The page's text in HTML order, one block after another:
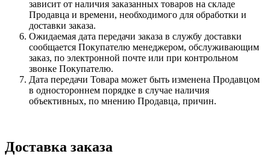
зависит от наличия заказанных товаров на складе
Продавца и времени, необходимого для обработки и
доставки заказа.
Ожидаемая дата передачи заказа в службу доставки
сообщается Покупателю менеджером, обслуживающим
заказ, по электронной почте или при контрольном
звонке Покупателю.
Дата передачи Товара может быть изменена Продавцом
в одностороннем порядке в случае наличия
объективных, по мнению Продавца, причин.
Доставка заказа